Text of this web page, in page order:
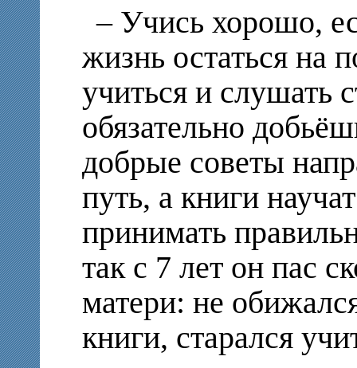
– Учись хорошо,
жизнь остаться на
учиться и слушать
обязательно
добрые советы
путь, а книги
принимать
так с 7 лет он пас
матери: не
книги, старался